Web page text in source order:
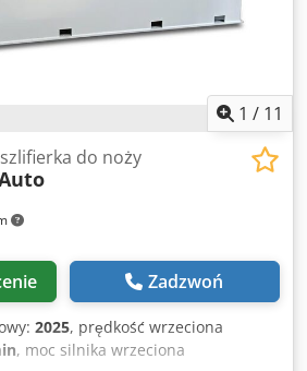
1 / 11
do noży
Zadzwoń
2025, prędkość wrzeciona
, moc silnika wrzeciona